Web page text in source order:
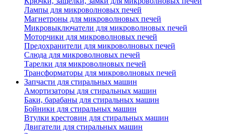
Лампы для микроволновых печей
Магнетроны для микроволновых печей
Микровыключатели для микроволновых печей
Моторчики для микроволновых печей
Предохранители для микроволновых печей
Слюда для микроволновых печей
Тарелки для микроволновых печей
Трансформаторы для микроволновых печей
Запчасти для стиральных машин
Амортизаторы для стиральных машин
Баки, барабаны для стиральных машин
Бойники для стиральных машин
Втулки крестовин для стиральных машин
Двигатели для стиральных машин